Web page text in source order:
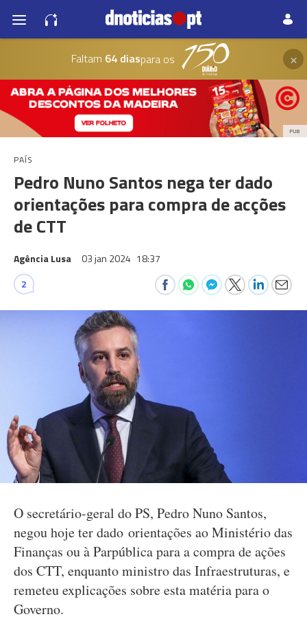
Faltam 64 diaspara os ×
PUB
PAÍS
Pedro Nuno Santos nega ter dado
orientações para compra de acções
de CTT
Agência Lusa 03 jan 2024 18:37
2
O secretário-geral do PS, Pedro Nuno Santos,
negou hoje ter dado orientações ao Ministério das
Finanças ou à Parpública para a compra de ações
dos CTT, enquanto ministro das Infraestruturas, e
remeteu explicações sobre esta matéria para o
Governo.